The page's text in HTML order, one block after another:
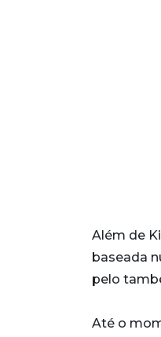
Além de
baseada
pelo
Até o